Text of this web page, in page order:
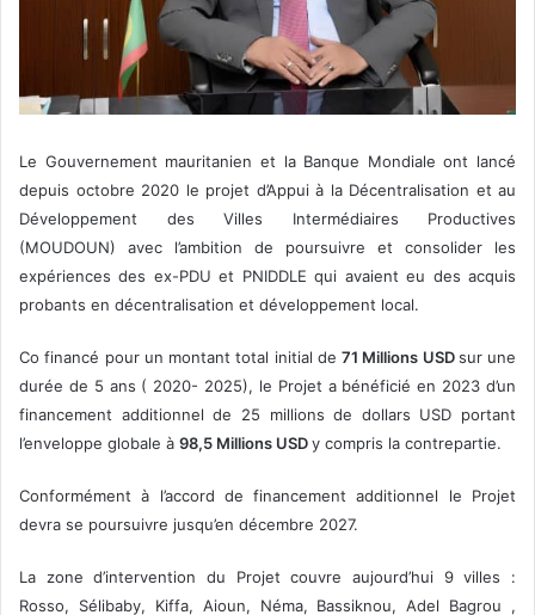
Le Gouvernement mauritanien et la Banque Mondiale ont lancé
depuis octobre 2020 le projet d’Appui à la Décentralisation et au
Développement des Villes Intermédiaires Productives
(MOUDOUN) avec l’ambition de poursuivre et consolider les
expériences des ex-PDU et PNIDDLE qui avaient eu des acquis
probants en décentralisation et développement local.
Co financé pour un montant total initial de 71 Millions USDsur une
durée de 5 ans ( 2020- 2025), le Projet a bénéficié en 2023 d’un
financement additionnel de 25 millions de dollars USD portant
l’enveloppe globale à 98,5 Millions USDy compris la contrepartie.
Conformément à l’accord de financement additionnel le Projet
devra se poursuivre jusqu’en décembre 2027.
La zone d’intervention du Projet couvre aujourd’hui 9 villes :
Rosso, Sélibaby, Kiffa, Aioun, Néma, Bassiknou, Adel Bagrou ,